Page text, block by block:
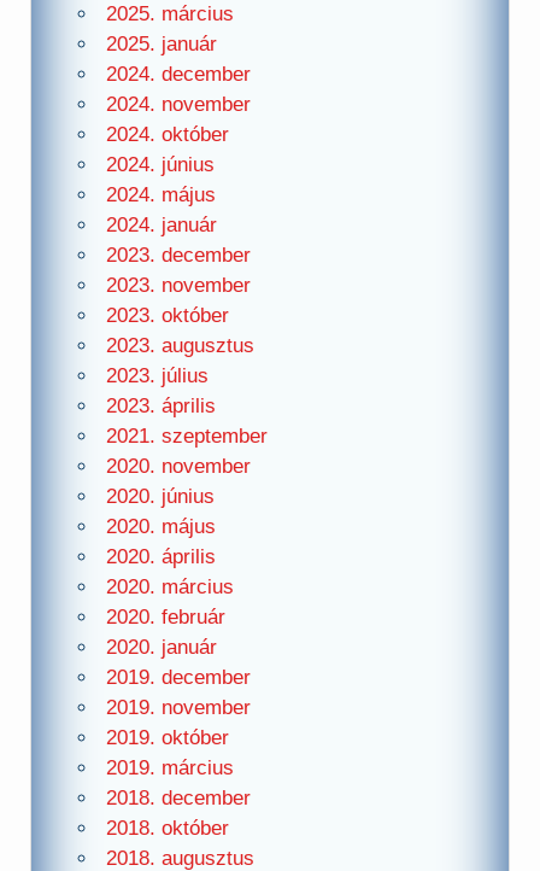
2025. március
2025. január
2024. december
2024. november
2024. október
2024. június
2024. május
2024. január
2023. december
2023. november
2023. október
2023. augusztus
2023. július
2023. április
2021. szeptember
2020. november
2020. június
2020. május
2020. április
2020. március
2020. február
2020. január
2019. december
2019. november
2019. október
2019. március
2018. december
2018. október
2018. augusztus